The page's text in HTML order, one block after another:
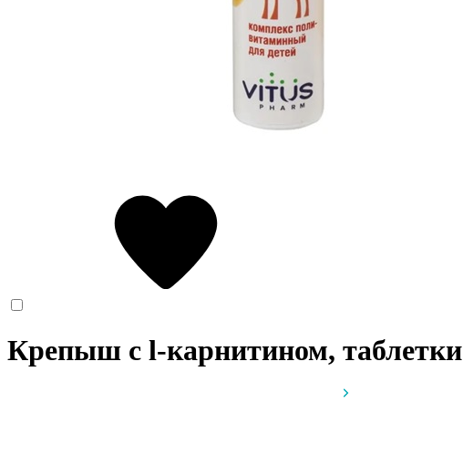
Крепыш с l-карнитином, таблетки